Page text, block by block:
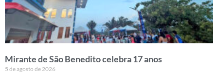
Mirante de São Benedito celebra 17 anos
5 de agosto de 2026